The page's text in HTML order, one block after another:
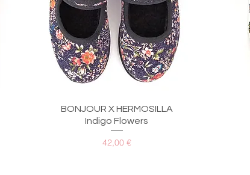
Aperçu rapide
BONJOUR X HERMOSILLA
Indigo Flowers
Prix
42,00 €